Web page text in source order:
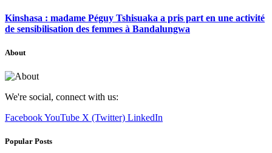
Kinshasa : madame Péguy Tshisuaka a pris part en une activité
de sensibilisation des femmes à Bandalungwa
About
We're social, connect with us:
FacebookYouTube X (Twitter) LinkedIn
Popular Posts